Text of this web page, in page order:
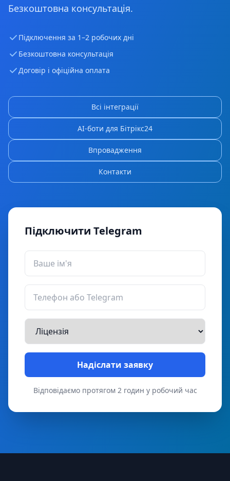
Безкоштовна консультація.
Підключення за 1–2 робочих дні
Безкоштовна консультація
Договір і офіційна оплата
Всі інтеграції
AI-боти для Бітрікс24
Впровадження
Контакти
Підключити Telegram
Надіслати заявку
Відповідаємо протягом 2 годин у робочий час